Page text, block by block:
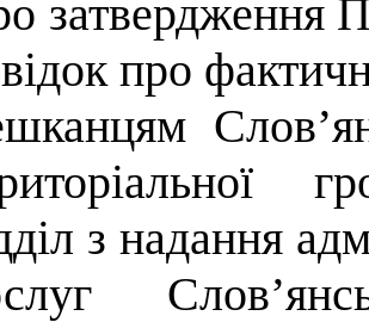
затвердження
про
з надання